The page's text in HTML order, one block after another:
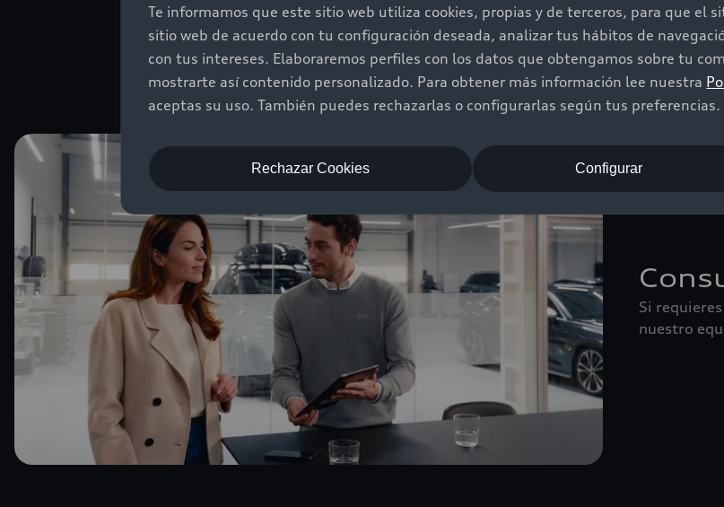
Te informamos que este sitio web utiliza cookies, propias y de terceros, para que el
sitio web de acuerdo con tu configuración deseada, analizar tus hábitos de
con tus intereses. Elaboraremos perfiles con los datos que obtengamos sobre tu
mostrarte así contenido personalizado. Para obtener más información lee nuestra
aceptas su uso. También puedes rechazarlas o configurarlas según tus preferencias.
Rechazar Cookies Configurar
›
Descarga
Si
nuestro